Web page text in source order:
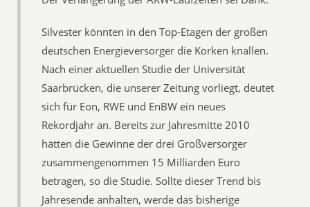
Silvester könnten in den Top-Etagen der großen
deutschen Energieversorger die Korken knallen.
Nach einer aktuellen Studie der Universität
Saarbrücken, die unserer Zeitung vorliegt, deutet
sich für Eon, RWE und EnBW ein neues
Rekordjahr an. Bereits zur Jahresmitte 2010
hätten die Gewinne der drei Großversorger
zusammengenommen 15 Milliarden Euro
betragen, so die Studie. Sollte dieser Trend bis
Jahresende anhalten, werde das bisherige